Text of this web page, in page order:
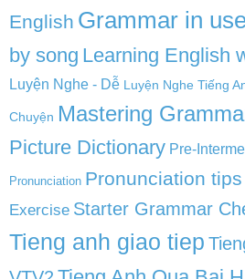
English Grammar in
by song Learning English
Luyện Nghe - Dễ Luyện Nghe Tiếng
Chuyện Mastering
Picture Dictionary Pre-
Pronunciation Pronunciation tips
Exercise Starter Grammar
Tieng anh giao tiep